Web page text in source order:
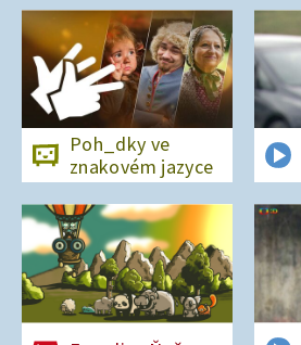
Poh_dky ve
znakovém jazyce